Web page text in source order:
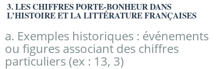
3. LES CHIFFRES PORTE-BONHEUR DANS
L’HISTOIRE ET LA LITTÉRATURE FRANÇAISES
a. Exemples historiques : événements
ou figures associant des chiffres
particuliers (ex : 13, 3)